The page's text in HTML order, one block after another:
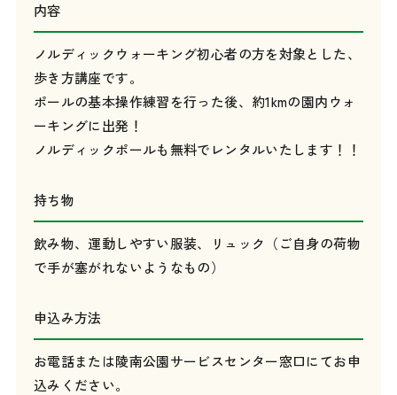
内容
ノルディックウォーキング初心者の方を対象とした、
歩き方講座です。
ポールの基本操作練習を行った後、約1kmの園内ウォ
ーキングに出発！
ノルディックポールも無料でレンタルいたします！！
持ち物
飲み物、運動しやすい服装、リュック（ご自身の荷物
で手が塞がれないようなもの）
申込み方法
お電話または陵南公園サービスセンター窓口にてお申
込みください。